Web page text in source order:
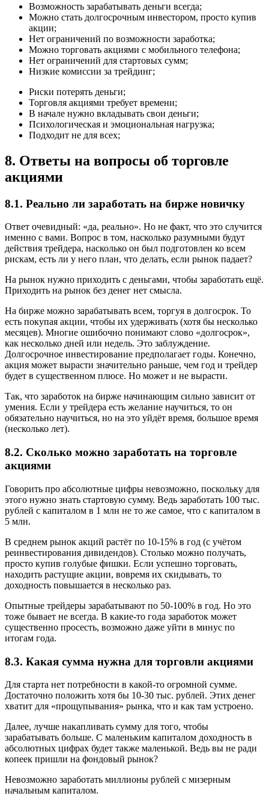
Возможность зарабатывать деньги всегда;
Можно стать долгосрочным инвестором, просто купив
акции;
Нет ограничений по возможности заработка;
Можно торговать акциями с мобильного телефона;
Нет ограничений для стартовых сумм;
Низкие комиссии за трейдинг;
Риски потерять деньги;
Торговля акциями требует времени;
В начале нужно вкладывать свои деньги;
Психологическая и эмоциональная нагрузка;
Подходит не для всех;
8. Ответы на вопросы об торговле
акциями
8.1. Реально ли заработать на бирже новичку
Ответ очевидный: «да, реально». Но не факт, что это случится
именно с вами. Вопрос в том, насколько разумными будут
действия трейдера, насколько он был подготовлен ко всем
рискам, есть ли у него план, что делать, если рынок падает?
На рынок нужно приходить с деньгами, чтобы заработать ещё.
Приходить на рынок без денег нет смысла.
На бирже можно зарабатывать всем, торгуя в долгосрок. То
есть покупая акции, чтобы их удерживать (хотя бы несколько
месяцев). Многие ошибочно понимают слово «долгосрок»,
как несколько дней или недель. Это заблуждение.
Долгосрочное инвестирование предполагает годы. Конечно,
акция может вырасти значительно раньше, чем год и трейдер
будет в существенном плюсе. Но может и не вырасти.
Так, что заработок на бирже начинающим сильно зависит от
умения. Если у трейдера есть желание научиться, то он
обязательно научиться, но на это уйдёт время, большое время
(несколько лет).
8.2. Сколько можно заработать на торговле
акциями
Говорить про абсолютные цифры невозможно, поскольку для
этого нужно знать стартовую сумму. Ведь заработать 100 тыс.
рублей с капиталом в 1 млн не то же самое, что с капиталом в
5 млн.
В среднем рынок акций растёт по 10-15% в год (с учётом
реинвестирования дивидендов). Столько можно получать,
просто купив голубые фишки. Если успешно торговать,
находить растущие акции, вовремя их скидывать, то
доходность повышается в несколько раз.
Опытные трейдеры зарабатывают по 50-100% в год. Но это
тоже бывает не всегда. В какие-то года заработок может
существенно просесть, возможно даже уйти в минус по
итогам года.
8.3. Какая сумма нужна для торговли акциями
Для старта нет потребности в какой-то огромной сумме.
Достаточно положить хотя бы 10-30 тыс. рублей. Этих денег
хватит для «прощупывания» рынка, что и как там устроено.
Далее, лучше накапливать сумму для того, чтобы
зарабатывать больше. С маленьким капиталом доходность в
абсолютных цифрах будет также маленькой. Ведь вы не ради
копеек пришли на фондовый рынок?
Невозможно заработать миллионы рублей с мизерным
начальным капиталом.